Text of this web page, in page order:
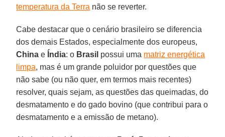
temperatura da Terra não se reverter.
Cabe destacar que o cenário brasileiro se diferencia
dos demais Estados, especialmente dos europeus,
China e Índia: o Brasil possui uma matriz energética
limpa, mas é um grande poluidor por questões que
não sabe (ou não quer, em termos mais recentes)
resolver, quais sejam, as questões das queimadas, do
desmatamento e do gado bovino (que contribui para o
desmatamento e a emissão de metano).